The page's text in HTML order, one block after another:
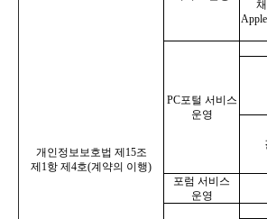
개인정보보호법 제15조
제1항 제4호(계약의 이행)
PC포털 서비스
운영
포럼 서비스
운영